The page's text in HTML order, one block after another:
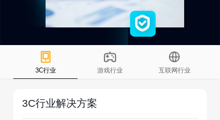
3C行业 游戏行业 互联网行业
3C行业解决方案